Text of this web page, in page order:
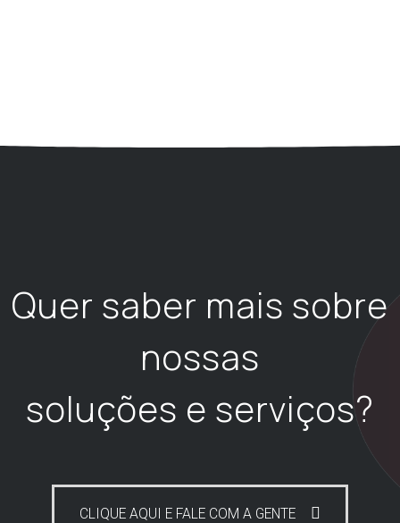
Quer saber mais sobre
nossas
soluções e serviços?
CLIQUE AQUI E FALE COM A GENTE